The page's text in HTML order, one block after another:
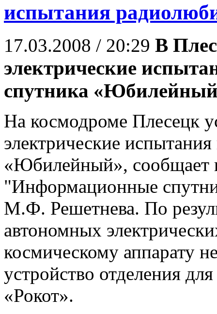
испытания
17.03.2008 / 20:29 В
электрические
спутника
На космодроме Плесецк
электрические
«Юбилейный», сообщает
"Информационные
М.Ф. Решетнева. По
автономных
космическому аппарату
устройство отделения
«Рокот».